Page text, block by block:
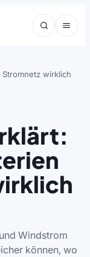
wirklich
Windstrom
können, wo